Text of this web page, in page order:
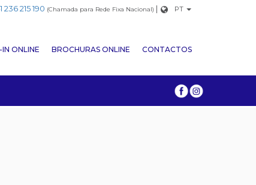
236 215 190 (Chamada para Rede Fixa Nacional) | PT
IN ONLINE BROCHURAS ONLINE CONTACTOS